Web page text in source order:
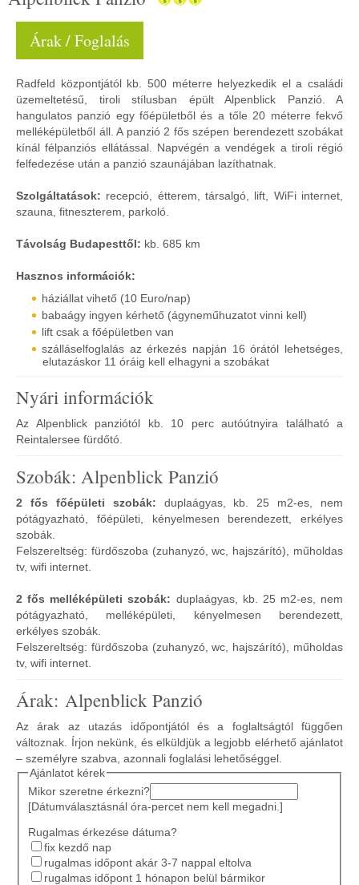
Árak / Foglalás
Radfeld központjától kb. 500 méterre helyezkedik el a családi
üzemeltetésű, tiroli stílusban épült Alpenblick Panzió. A
hangulatos panzió egy főépületből és a tőle 20 méterre fekvő
melléképületből áll. A panzió 2 fős szépen berendezett szobákat
kínál félpanziós ellátással. Napvégén a vendégek a tiroli régió
felfedezése után a panzió szaunájában lazíthatnak.
Szolgáltatások: recepció, étterem, társalgó, lift, WiFi internet,
szauna, fitneszterem, parkoló.
Távolság Budapesttől: kb. 685 km
Hasznos információk:
háziállat vihető (10 Euro/nap)
babaágy ingyen kérhető (ágyneműhuzatot vinni kell)
lift csak a főépületben van
szálláselfoglalás az érkezés napján 16 órától lehetséges,
elutazáskor 11 óráig kell elhagyni a szobákat
Nyári információk
Az Alpenblick panziótól kb. 10 perc autóútnyira található a
Reintalersee fürdőtó.
Szobák: Alpenblick Panzió
2 fős főépületi szobák: duplaágyas, kb. 25 m2-es, nem
pótágyazható, főépületi, kényelmesen berendezett, erkélyes
szobák.
Felszereltség: fürdőszoba (zuhanyzó, wc, hajszárító), műholdas
tv, wifi internet.
2 fős melléképületi szobák: duplaágyas, kb. 25 m2-es, nem
pótágyazható, melléképületi, kényelmesen berendezett,
erkélyes szobák.
Felszereltség: fürdőszoba (zuhanyzó, wc, hajszárító), műholdas
tv, wifi internet.
Árak: Alpenblick Panzió
Az árak az utazás időpontjától és a foglaltságtól függően
változnak. Írjon nekünk, és elküldjük a legjobb elérhető ajánlatot
– személyre szabva, azonnali foglalási lehetőséggel.
Ajánlatot kérek
Mikor szeretne érkezni?
[Dátumválasztásnál óra-percet nem kell megadni.]
Rugalmas érkezése dátuma?
fix kezdő nap
rugalmas időpont akár 3-7 nappal eltolva
rugalmas időpont 1 hónapon belül bármikor